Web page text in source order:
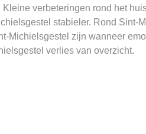
verbeteringen rond het
stabieler. Rond Sint-
Michielsgestel zijn wanneer
verlies van overzicht.